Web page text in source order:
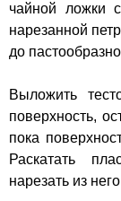
чайной ложки
нарезанной
до
Выложить
поверхность,
пока
Раскатать
нарезать из